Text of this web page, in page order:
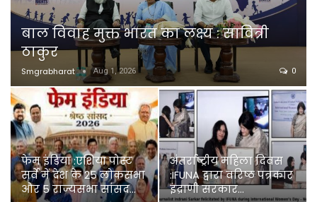
बाल विवाह मुक्त भारत का लक्ष्य : सावित्री
ठाकुर
Smgrabharat Aug 1, 2026 0
फेम इंडिया :एशिया पोस्ट
सर्वे में देश के 25 लोकसभा
और 5 राज्यसभा सांसद…
अंतर्राष्ट्रीय महिला दिवस
:IFUNA द्वारा वरिष्ठ पत्रकार
इंद्राणी सरकार…